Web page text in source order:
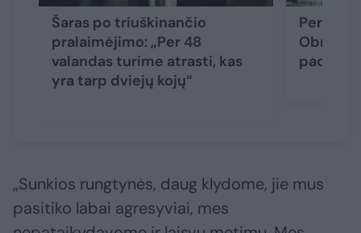
Šaras po triuškinančio
pralaimėjimo: „Per 48
valandas turime atrasti, kas
yra tarp dviejų kojų“
„Sunkios rungtynės, daug klydome, jie mus
pasitiko labai agresyviai, mes